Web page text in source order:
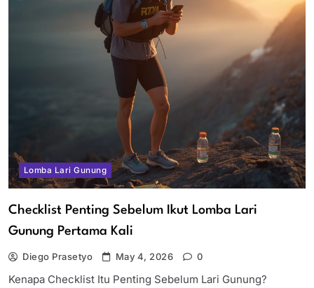
Lomba Lari Gunung
Checklist Penting Sebelum Ikut Lomba Lari
Gunung Pertama Kali
Diego Prasetyo May 4, 2026 0
Kenapa Checklist Itu Penting Sebelum Lari Gunung?